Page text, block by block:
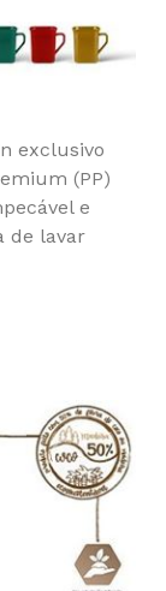
exclusivo
(PP)
e
de lavar